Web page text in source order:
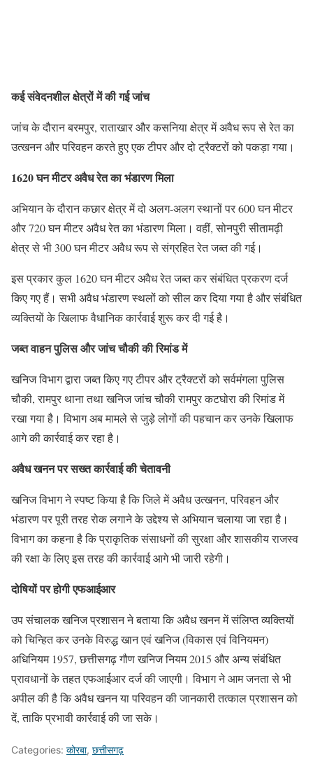
कई संवेदनशील क्षेत्रों में की गई जांच
जांच के दौरान बरमपुर, राताखार और कसनिया क्षेत्र में अवैध रूप से रेत का
उत्खनन और परिवहन करते हुए एक टीपर और दो ट्रैक्टरों को पकड़ा गया।
1620 घन मीटर अवैध रेत का भंडारण मिला
अभियान के दौरान कछार क्षेत्र में दो अलग-अलग स्थानों पर 600 घन मीटर
और 720 घन मीटर अवैध रेत का भंडारण मिला। वहीं, सोनपुरी सीतामढ़ी
क्षेत्र से भी 300 घन मीटर अवैध रूप से संग्रहित रेत जब्त की गई।
इस प्रकार कुल 1620 घन मीटर अवैध रेत जब्त कर संबंधित प्रकरण दर्ज
किए गए हैं। सभी अवैध भंडारण स्थलों को सील कर दिया गया है और संबंधित
व्यक्तियों के खिलाफ वैधानिक कार्रवाई शुरू कर दी गई है।
जब्त वाहन पुलिस और जांच चौकी की रिमांड में
खनिज विभाग द्वारा जब्त किए गए टीपर और ट्रैक्टरों को सर्वमंगला पुलिस
चौकी, रामपुर थाना तथा खनिज जांच चौकी रामपुर कटघोरा की रिमांड में
रखा गया है। विभाग अब मामले से जुड़े लोगों की पहचान कर उनके खिलाफ
आगे की कार्रवाई कर रहा है।
अवैध खनन पर सख्त कार्रवाई की चेतावनी
खनिज विभाग ने स्पष्ट किया है कि जिले में अवैध उत्खनन, परिवहन और
भंडारण पर पूरी तरह रोक लगाने के उद्देश्य से अभियान चलाया जा रहा है।
विभाग का कहना है कि प्राकृतिक संसाधनों की सुरक्षा और शासकीय राजस्व
की रक्षा के लिए इस तरह की कार्रवाई आगे भी जारी रहेगी।
दोषियों पर होगी एफआईआर
उप संचालक खनिज प्रशासन ने बताया कि अवैध खनन में संलिप्त व्यक्तियों
को चिन्हित कर उनके विरुद्ध खान एवं खनिज (विकास एवं विनियमन)
अधिनियम 1957, छत्तीसगढ़ गौण खनिज नियम 2015 और अन्य संबंधित
प्रावधानों के तहत एफआईआर दर्ज की जाएगी। विभाग ने आम जनता से भी
अपील की है कि अवैध खनन या परिवहन की जानकारी तत्काल प्रशासन को
दें, ताकि प्रभावी कार्रवाई की जा सके।
Categories: कोरबा, छत्तीसगढ़